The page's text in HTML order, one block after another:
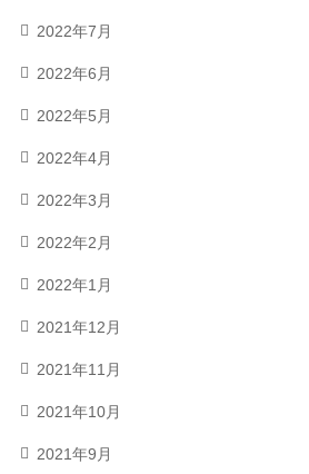
2022年7月
2022年6月
2022年5月
2022年4月
2022年3月
2022年2月
2022年1月
2021年12月
2021年11月
2021年10月
2021年9月